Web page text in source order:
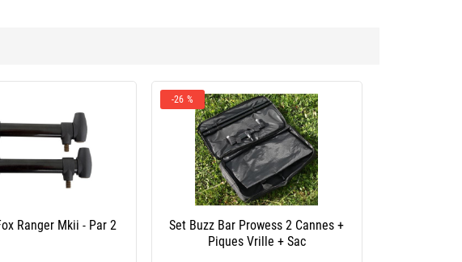
Kit Buzz Bar Summit Tackle
Thumbscrew Buzz Bar Kit – Stainless
Buzz Bar Summit Tackle Fixed 4 Rod
Colosseum Buzz Bars - Pair - Stainless